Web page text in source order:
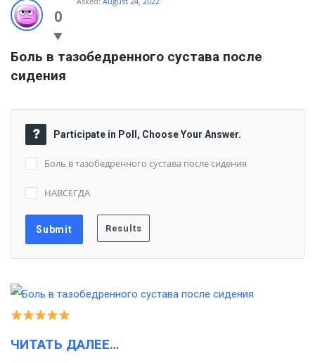
0
Боль в тазобедренного сустава после
сидения
Participate in Poll, Choose Your Answer.
Боль в тазобедренного сустава после сидения
НАВСЕГДА
ЧИТАТЬ ДАЛЕЕ…